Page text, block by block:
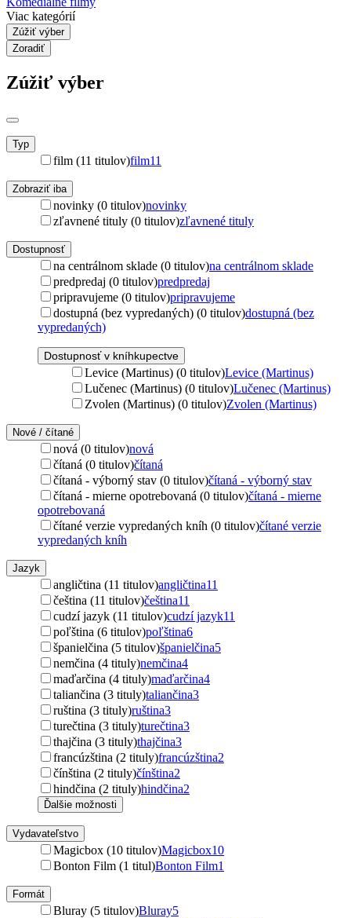
Viac kategórií
Zúžiť výber
Zoradiť
Zúžiť výber
Typ
film (11 titulov)film11
Zobraziť iba
novinky (0 titulov)novinky
zľavnené tituly (0 titulov)zľavnené tituly
Dostupnosť
na centrálnom sklade (0 titulov)na centrálnom sklade
predpredaj (0 titulov)predpredaj
pripravujeme (0 titulov)pripravujeme
dostupná (bez vypredaných) (0 titulov)dostupná (bez
vypredaných)
Dostupnosť v kníhkupectve
Levice (Martinus) (0 titulov)Levice (Martinus)
Lučenec (Martinus) (0 titulov)Lučenec (Martinus)
Zvolen (Martinus) (0 titulov)Zvolen (Martinus)
Nové / čítané
nová (0 titulov)nová
čítaná (0 titulov)čítaná
čítaná - výborný stav (0 titulov)čítaná - výborný stav
čítaná - mierne opotrebovaná (0 titulov)čítaná - mierne
opotrebovaná
čítané verzie vypredaných kníh (0 titulov)čítané verzie
vypredaných kníh
Jazyk
angličtina (11 titulov)angličtina11
čeština (11 titulov)čeština11
cudzí jazyk (11 titulov)cudzí jazyk11
poľština (6 titulov)poľština6
španielčina (5 titulov)španielčina5
nemčina (4 tituly)nemčina4
maďarčina (4 tituly)maďarčina4
taliančina (3 tituly)taliančina3
ruština (3 tituly)ruština3
turečtina (3 tituly)turečtina3
thajčina (3 tituly)thajčina3
francúzština (2 tituly)francúzština2
čínština (2 tituly)čínština2
hindčina (2 tituly)hindčina2
Ďalšie možnosti
Vydavateľstvo
Magicbox (10 titulov)Magicbox10
Bonton Film (1 titul)Bonton Film1
Formát
Bluray (5 titulov)Bluray5